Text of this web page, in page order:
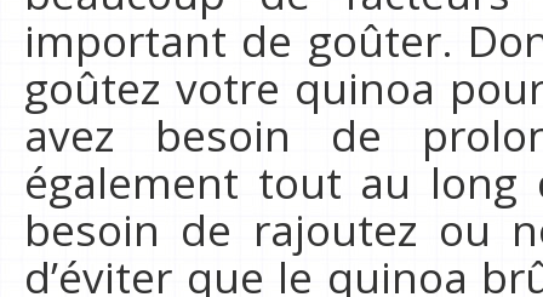
important de goûter.
goûtez votre quinoa
avez besoin de
également tout au long
besoin de rajoutez ou
d’éviter que le quinoa